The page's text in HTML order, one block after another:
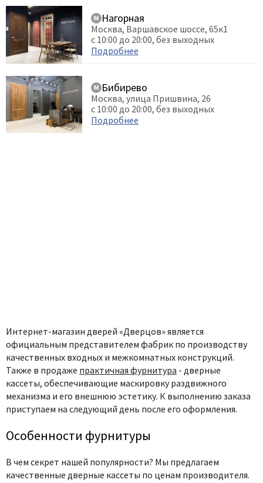
Нагорная
Москва, Варшавское шоссе, 65к1
с 10:00 до 20:00, без выходных
Подробнее
Бибирево
Москва, улица Пришвина, 26
с 10:00 до 20:00, без выходных
Подробнее
Интернет-магазин дверей «Дверцов» является
официальным представителем фабрик по производству
качественных входных и межкомнатных конструкций.
Также в продаже практичная фурнитура - дверные
кассеты, обеспечивающие маскировку раздвижного
механизма и его внешнюю эстетику. К выполнению заказа
приступаем на следующий день после его оформления.
Особенности фурнитуры
В чем секрет нашей популярности? Мы предлагаем
качественные дверные кассеты по ценам производителя.